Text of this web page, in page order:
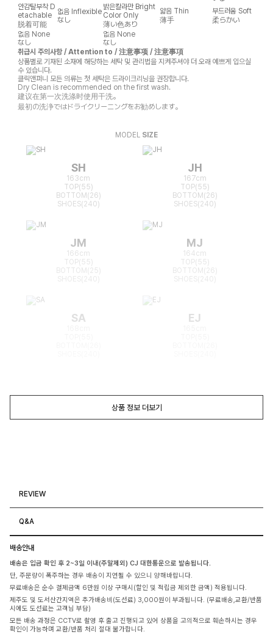
안감탈부착 D
etachable
脱着可能
없음 Inflexible
なし
밝은칼라만 Bright
Color Only
薄い色あり
얇음 Thin
薄手
부드러움 Soft
柔らかい
없음 None
なし
없음 None
なし
취급시 주의사항 / Attention to / 注意事项 / 注意事項
상품별로 기재된 소재에 해당하는 세탁 및 관리법을 지켜주셔야 더 오래 예쁘게 입으실
수 있습니다.
클릭앤퍼니 모든 의류는 첫 세탁은 드라이크리닝을 권장합니다.
Dry Clean is recommended on the first wash.
建议在第一次洗涤时使用干洗。
最初の洗浄ではドライクリーニングをお勧めします。
MODEL SIZE
SH
163cm
TOP(55)
BOTTOM(26)
SHOES(240)
JH
167cm
TOP(55)
BOTTOM(26)
SHOES(240)
JM
166cm
TOP(55)
BOTTOM(25)
MJ
164cm
TOP(55)
BOTTOM(26)
SA EJ
상품 정보 더보기
REVIEW
Q&A
배송안내
배송은 입금 확인 후 2~3일 이내(주말제외) CJ 대한통운으로 발송됩니다.
단, 주문량이 폭주하는 경우 배송이 지연될 수 있으니 양해바랍니다.
무료배송은 순수 결제금액 6만원 이상 구매시(할인 및 적립금 제외한 금액) 적용됩니다.
제주도 및 도서산간지역은 추가배송비(도선료) 3,000원이 부과됩니다. (무료배송,교환/반품
시에도 도선료는 고객님 부담)
모든 배송 과정은 CCTV로 촬영 후 출고 진행되고 있어 상품을 고의적으로 훼손하시는 경우
확인이 가능하며 교환/반품 처리 절대 불가합니다.